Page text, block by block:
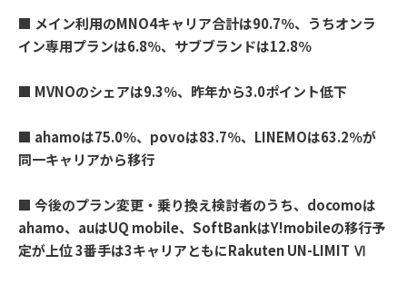
■ メイン利用のMNO4キャリア合計は90.7％、うちオンラ
イン専用プランは6.8％、サブブランドは12.8％
■ MVNOのシェアは9.3％、昨年から3.0ポイント低下
■ ahamoは75.0％、povoは83.7％、LINEMOは63.2％が
同一キャリアから移行
■ 今後のプラン変更・乗り換え検討者のうち、docomoは
ahamo、auはUQ mobile、SoftBankはY!mobileの移行予
定が上位 3番手は3キャリアともにRakuten UN-LIMIT Ⅵ